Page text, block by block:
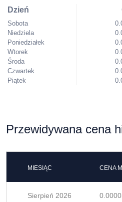
Dzień
Sobota
Niedziela
Poniedziałek
Wtorek
Środa
Czwartek
Piątek
Przewidywana cena
MIESIĄC CENA
Sierpień 2026